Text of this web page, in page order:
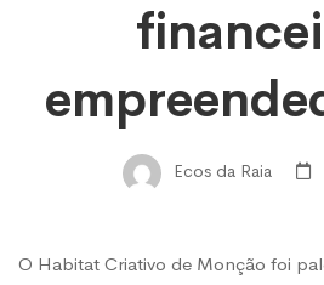
mais)
sobre
Ecos da Raia
O Habitat Criativo de Monção foi